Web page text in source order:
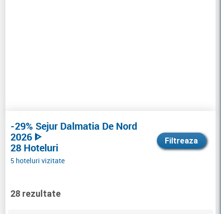
28 rezultate
-29% Sejur Dalmatia De Nord
2026 ᐈ
28 Hoteluri
5 hoteluri vizitate
Filtreaza